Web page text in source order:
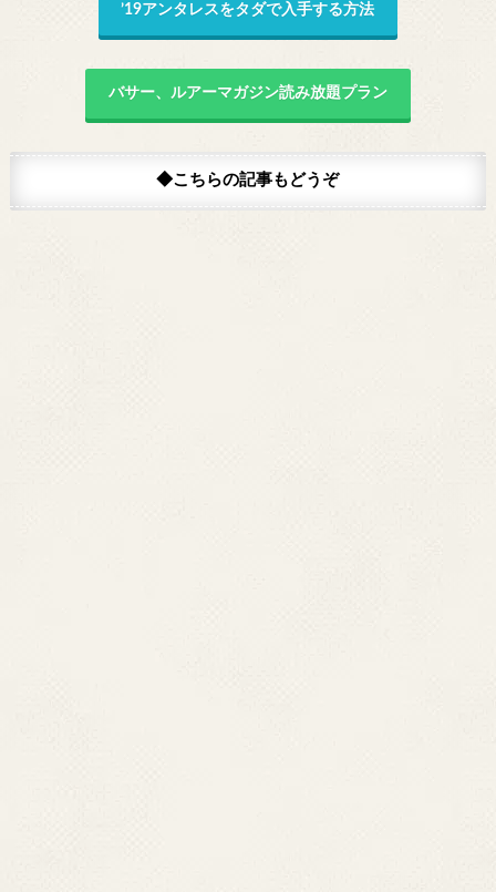
’19アンタレスをタダで入手する方法
バサー、ルアーマガジン読み放題プラン
◆こちらの記事もどうぞ